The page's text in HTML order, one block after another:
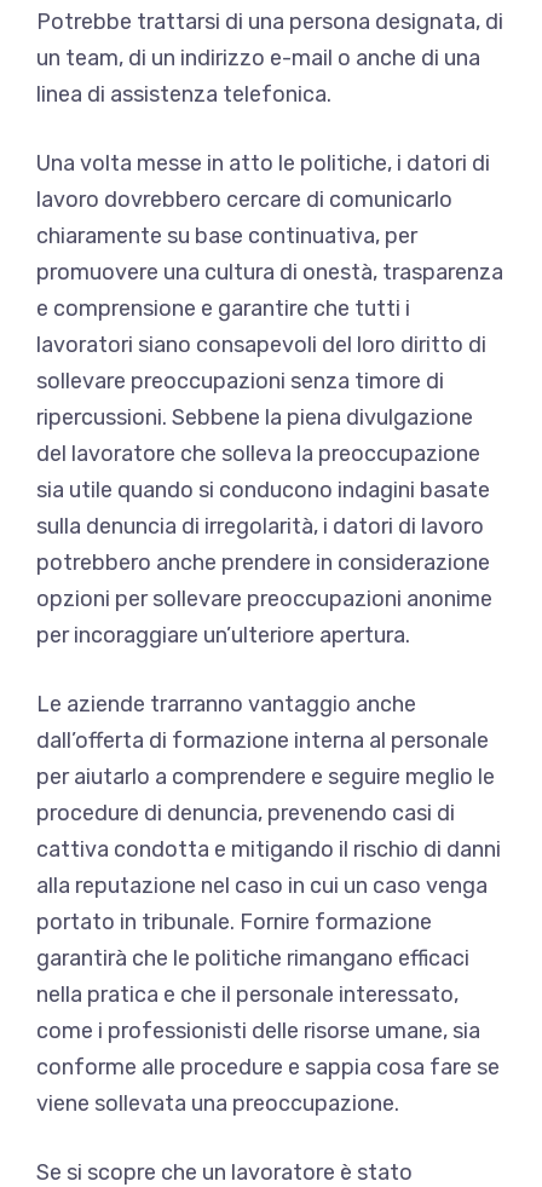
Potrebbe trattarsi di una persona designata, di
un team, di un indirizzo e-mail o anche di una
linea di assistenza telefonica.
Una volta messe in atto le politiche, i datori di
lavoro dovrebbero cercare di comunicarlo
chiaramente su base continuativa, per
promuovere una cultura di onestà, trasparenza
e comprensione e garantire che tutti i
lavoratori siano consapevoli del loro diritto di
sollevare preoccupazioni senza timore di
ripercussioni. Sebbene la piena divulgazione
del lavoratore che solleva la preoccupazione
sia utile quando si conducono indagini basate
sulla denuncia di irregolarità, i datori di lavoro
potrebbero anche prendere in considerazione
opzioni per sollevare preoccupazioni anonime
per incoraggiare un’ulteriore apertura.
Le aziende trarranno vantaggio anche
dall’offerta di formazione interna al personale
per aiutarlo a comprendere e seguire meglio le
procedure di denuncia, prevenendo casi di
cattiva condotta e mitigando il rischio di danni
alla reputazione nel caso in cui un caso venga
portato in tribunale. Fornire formazione
garantirà che le politiche rimangano efficaci
nella pratica e che il personale interessato,
come i professionisti delle risorse umane, sia
conforme alle procedure e sappia cosa fare se
viene sollevata una preoccupazione.
Se si scopre che un lavoratore è stato